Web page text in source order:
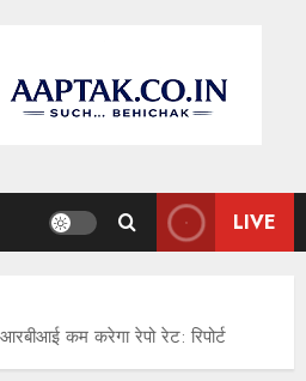
LIVE
कम करेगा रेपो रेट: रिपोर्ट